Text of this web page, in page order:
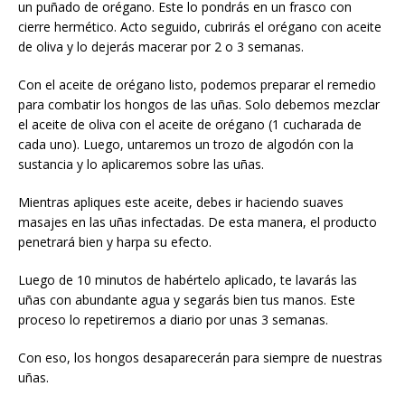
un puñado de orégano. Este lo pondrás en un frasco con
cierre hermético. Acto seguido, cubrirás el orégano con aceite
de oliva y lo dejerás macerar por 2 o 3 semanas.
Con el aceite de orégano listo, podemos preparar el remedio
para combatir los hongos de las uñas. Solo debemos mezclar
el aceite de oliva con el aceite de orégano (1 cucharada de
cada uno). Luego, untaremos un trozo de algodón con la
sustancia y lo aplicaremos sobre las uñas.
Mientras apliques este aceite, debes ir haciendo suaves
masajes en las uñas infectadas. De esta manera, el producto
penetrará bien y harpa su efecto.
Luego de 10 minutos de habértelo aplicado, te lavarás las
uñas con abundante agua y segarás bien tus manos. Este
proceso lo repetiremos a diario por unas 3 semanas.
Con eso, los hongos desaparecerán para siempre de nuestras
uñas.